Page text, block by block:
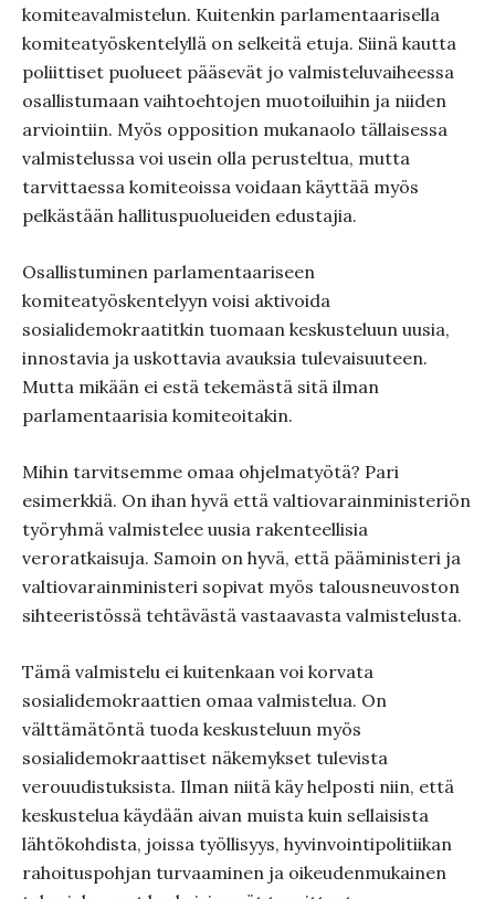
komiteavalmistelun. Kuitenkin parlamentaarisella
komiteatyöskentelyllä on selkeitä etuja. Siinä kautta
poliittiset puolueet pääsevät jo valmisteluvaiheessa
osallistumaan vaihtoehtojen muotoiluihin ja niiden
arviointiin. Myös opposition mukanaolo tällaisessa
valmistelussa voi usein olla perusteltua, mutta
tarvittaessa komiteoissa voidaan käyttää myös
pelkästään hallituspuolueiden edustajia.
Osallistuminen parlamentaariseen
komiteatyöskentelyyn voisi aktivoida
sosialidemokraatitkin tuomaan keskusteluun uusia,
innostavia ja uskottavia avauksia tulevaisuuteen.
Mutta mikään ei estä tekemästä sitä ilman
parlamentaarisia komiteoitakin.
Mihin tarvitsemme omaa ohjelmatyötä? Pari
esimerkkiä. On ihan hyvä että valtiovarainministeriön
työryhmä valmistelee uusia rakenteellisia
veroratkaisuja. Samoin on hyvä, että pääministeri ja
valtiovarainministeri sopivat myös talousneuvoston
sihteeristössä tehtävästä vastaavasta valmistelusta.
Tämä valmistelu ei kuitenkaan voi korvata
sosialidemokraattien omaa valmistelua. On
välttämätöntä tuoda keskusteluun myös
sosialidemokraattiset näkemykset tulevista
verouudistuksista. Ilman niitä käy helposti niin, että
keskustelua käydään aivan muista kuin sellaisista
lähtökohdista, joissa työllisyys, hyvinvointipolitiikan
rahoituspohjan turvaaminen ja oikeudenmukainen